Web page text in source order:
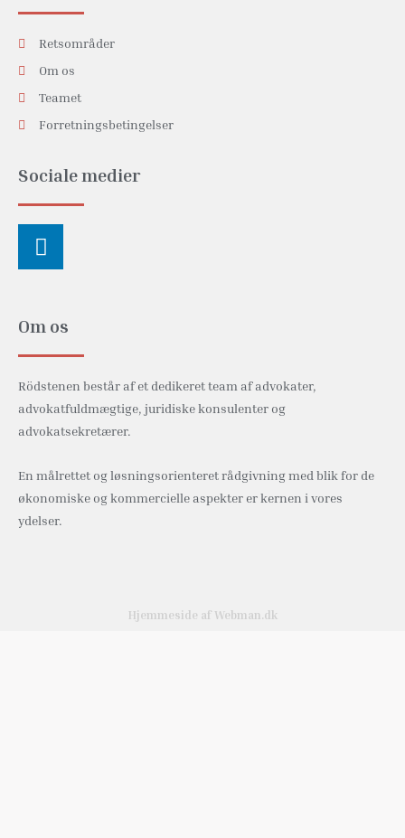
Retsområder
Om os
Teamet
Forretningsbetingelser
Sociale medier
Linkedin
Om os
Rödstenen består af et dedikeret team af advokater,
advokatfuldmægtige, juridiske konsulenter og
advokatsekretærer.
En målrettet og løsningsorienteret rådgivning med blik for de
økonomiske og kommercielle aspekter er kernen i vores
ydelser.
Hjemmeside af Webman.dk